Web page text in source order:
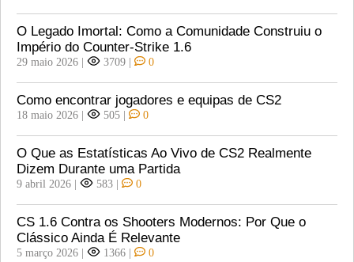
O Legado Imortal: Como a Comunidade Construiu o
Império do Counter-Strike 1.6
29 maio 2026 | 3709 | 0
Como encontrar jogadores e equipas de CS2
18 maio 2026 | 505 | 0
O Que as Estatísticas Ao Vivo de CS2 Realmente
Dizem Durante uma Partida
9 abril 2026 | 583 | 0
CS 1.6 Contra os Shooters Modernos: Por Que o
Clássico Ainda É Relevante
5 março 2026 | 1366 | 0